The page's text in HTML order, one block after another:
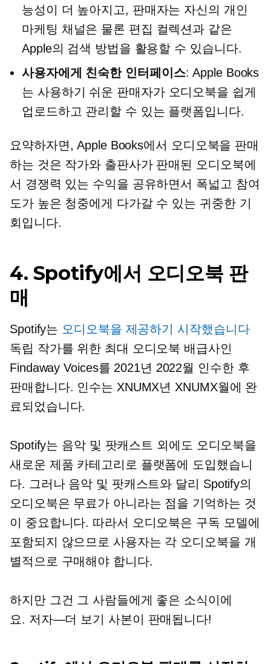
능성이 더 높아지고, 판매자는 자신의 개인
마케팅 채널은 물론 편집 컬렉션과 같은
Apple의 검색 방법을 활용할 수 있습니다.
사용자에게 친숙한인터페이스: Apple Books
는 사용하기 쉬운 판매자가 오디오북을 쉽게
업로드하고 관리할 수 있는 플랫폼입니다.
요약하자면, Apple Books에서 오디오북을 판매
하는 것은 작가와 출판사가 판매된 오디오북에
서 경쟁력 있는 수익을 공유하면서 폭넓고 참여
도가 높은 청중에게 다가갈 수 있는 귀중한 기
회입니다.
4. Spotify에서 오디오북 판
매
Spotify는 오디오북을 제공하기 시작했습니다
독립 작가를 위한 최대 오디오북 배급사인
Findaway Voices를 2021년 2022월 인수한 후
판매합니다. 인수는 XNUMX년 XNUMX월에 완
료되었습니다.
Spotify는 음악 및 팟캐스트 외에도 오디오북을
새로운 제품 카테고리로 플랫폼에 도입했습니
다. 그러나 음악 및 팟캐스트와 달리 Spotify의
오디오북은 무료가 아니라는 점을 기억하는 것
이 중요합니다. 따라서 오디오북은 구독 모델에
포함되지 않으므로 사용자는 각 오디오북을 개
별적으로 구매해야 합니다.
하지만 그건 그 사람들에게 좋은 소식이에
요. 저자—더 보기 사본이 판매됩니다!